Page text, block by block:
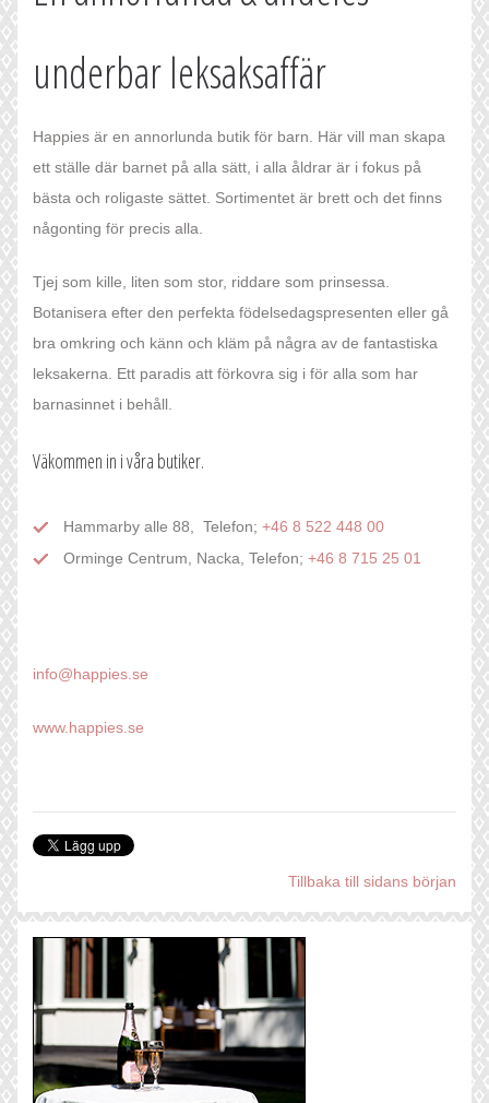
underbar leksaksaffär
Happies är en annorlunda butik för barn. Här vill man skapa
ett ställe där barnet på alla sätt, i alla åldrar är i fokus på
bästa och roligaste sättet. Sortimentet är brett och det finns
någonting för precis alla.
Tjej som kille, liten som stor, riddare som prinsessa.
Botanisera efter den perfekta födelsedagspresenten eller gå
bra omkring och känn och kläm på några av de fantastiska
leksakerna. Ett paradis att förkovra sig i för alla som har
barnasinnet i behåll.
Väkommen in i våra butiker.
Hammarby alle 88, Telefon; +46 8 522 448 00
Orminge Centrum, Nacka, Telefon; +46 8 715 25 01
info@happies.se
www.happies.se
Tillbaka till sidans början